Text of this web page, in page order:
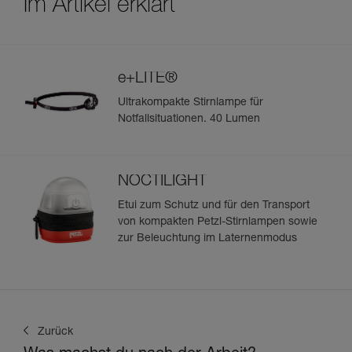
Im Artikel erklärt
e+LITE®
Ultrakompakte Stirnlampe für
Notfallsituationen. 40 Lumen
NOCTILIGHT
Etui zum Schutz und für den Transport
von kompakten Petzl-Stirnlampen sowie
zur Beleuchtung im Laternenmodus
Zurück